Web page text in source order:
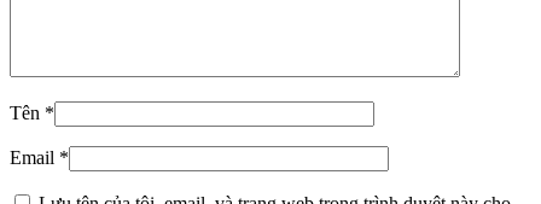
Tên *
Email *